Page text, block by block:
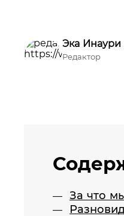
Эка Инаури
Редактор
За что